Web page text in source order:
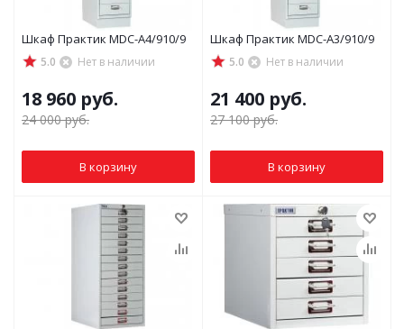
Шкаф Практик MDC-A4/910/9
5.0 Нет в наличии
18 960 руб.
24 000руб.
В корзину
Шкаф Практик MDC-A3/910/9
5.0 Нет в наличии
21 400 руб.
27 100руб.
В корзину